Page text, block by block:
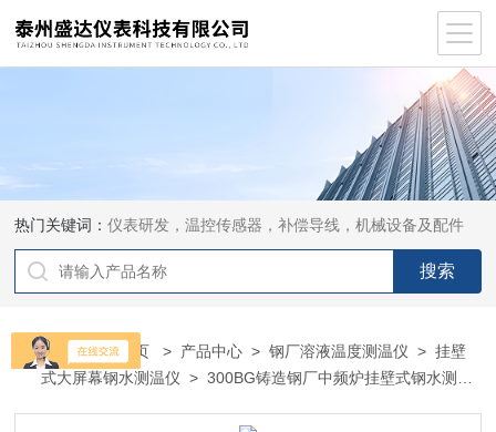
热门关键词：仪表研发，温控传感器，补偿导线，机械设备及配件
当前位置：首页 > 产品中心 >钢厂溶液温度测温仪 >挂壁
式大屏幕钢水测温仪 > 300BG铸造钢厂中频炉挂壁式钢水测温